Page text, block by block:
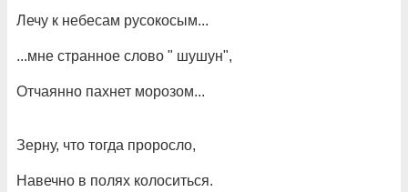
Лечу к небесам русокосым...
...мне странное слово " шушун",
Отчаянно пахнет морозом...
Зерну, что тогда проросло,
Навечно в полях колоситься.